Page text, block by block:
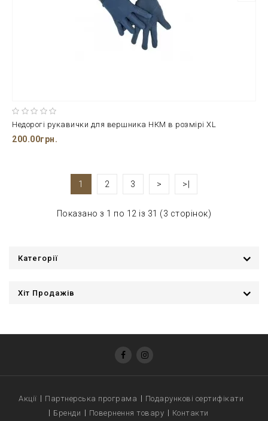
Недорогі рукавички для вершника НКМ в розмірі XL
200.00грн.
1 2 3 > >|
Показано з 1 по 12 із 31 (3 сторінок)
Категорії
Хіт Продажів
Акції Партнерська програма
Подарункові сертифікати
Бренди
Повернення товару Контакти